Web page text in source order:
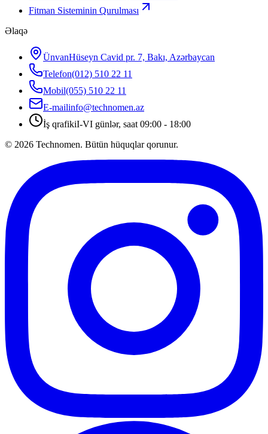
Fitman Sisteminin Qurulması
Əlaqə
ÜnvanHüseyn Cavid pr. 7, Bakı, Azərbaycan
Telefon(012) 510 22 11
Mobil(055) 510 22 11
E-mailinfo@technomen.az
İş qrafikiI-VI günlər, saat 09:00 - 18:00
© 2026 Technomen. Bütün hüquqlar qorunur.